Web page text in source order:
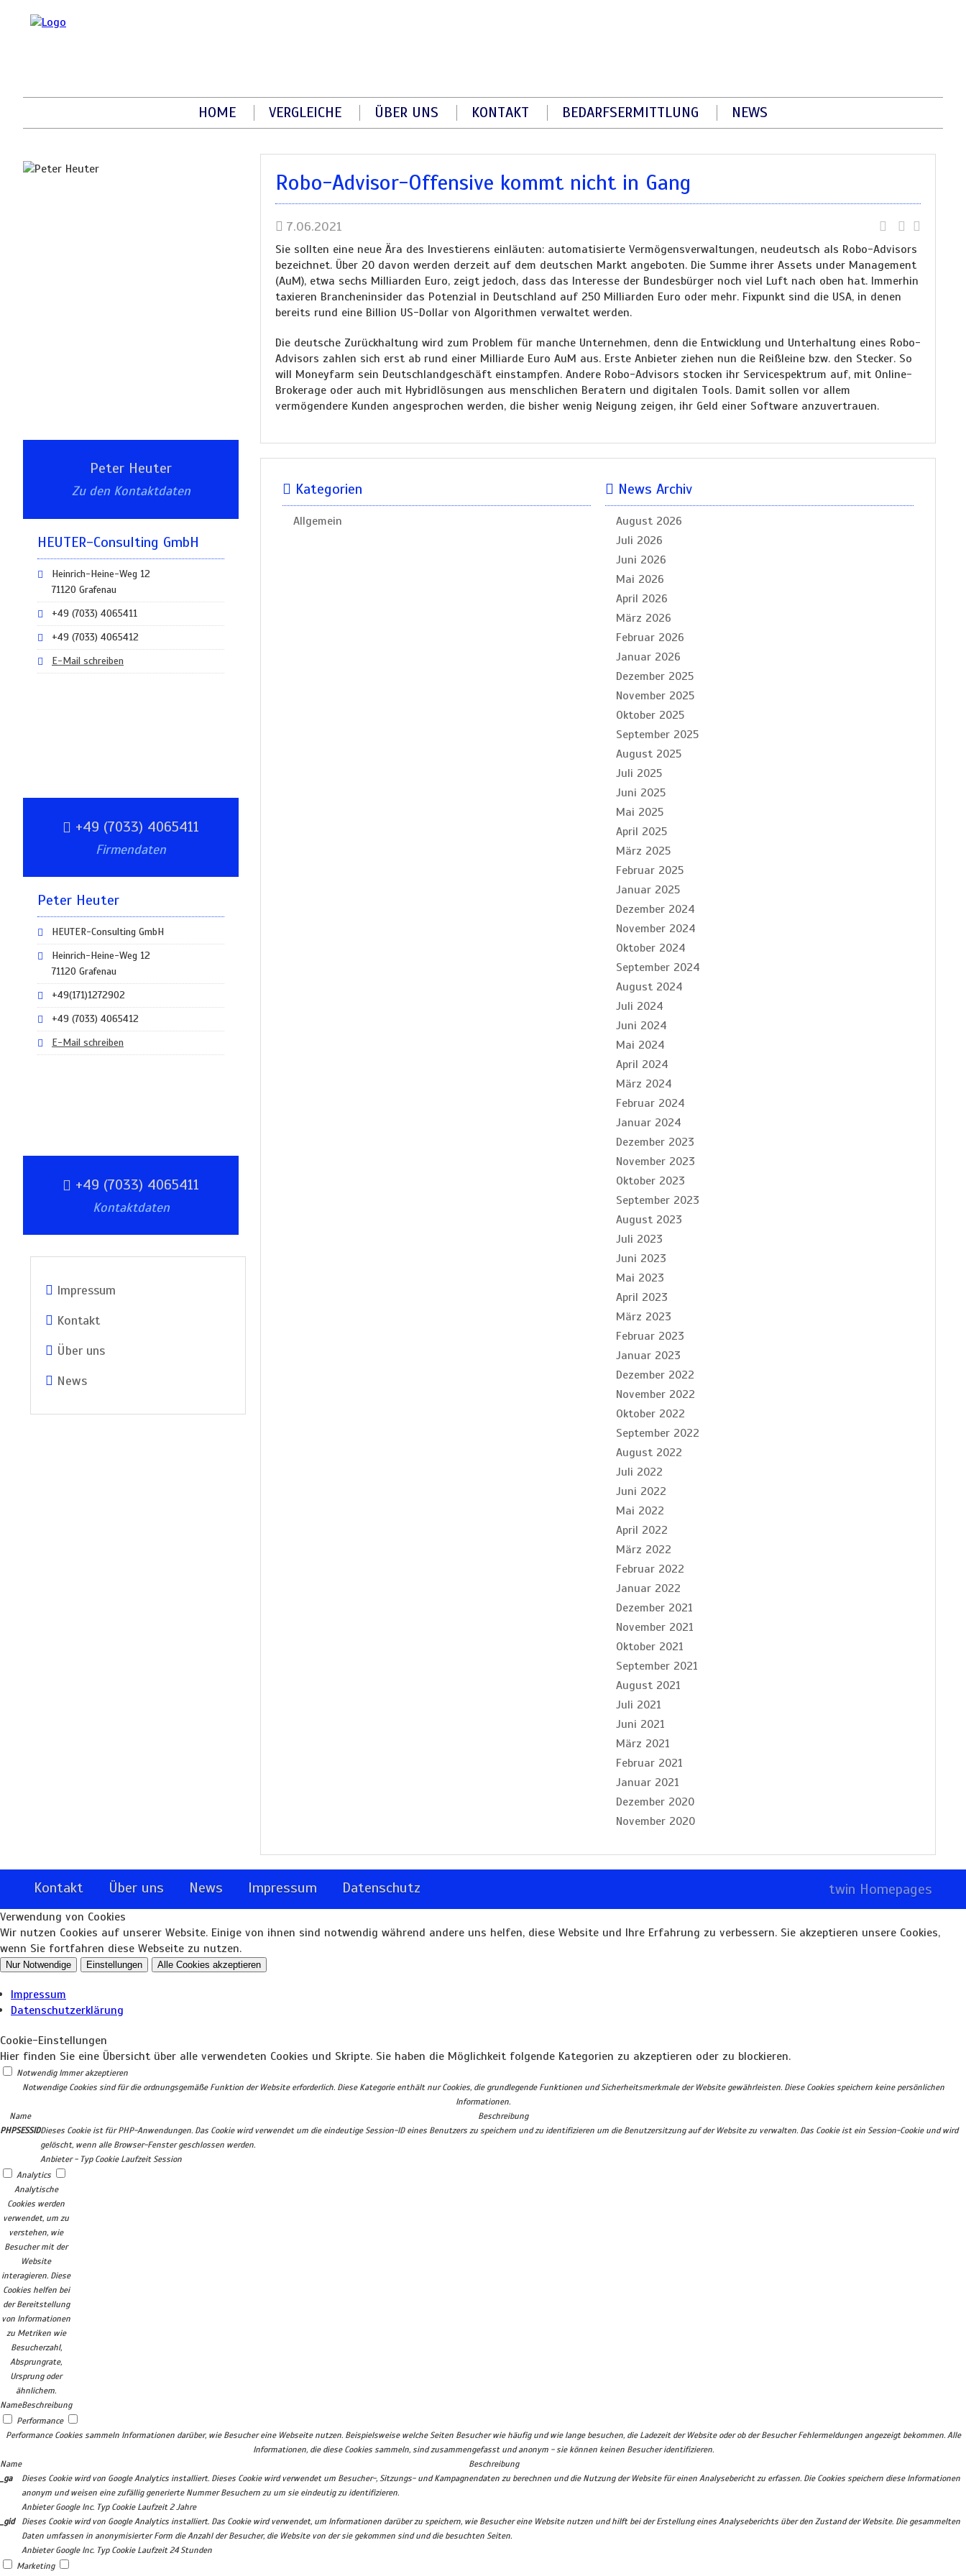
HOME VERGLEICHE ÜBER UNS KONTAKT BEDARFSERMITTLUNG NEWS
Peter Heuter
Zu den Kontaktdaten
HEUTER-Consulting GmbH
Heinrich-Heine-Weg 12
71120 Grafenau
+49 (7033) 4065411
+49 (7033) 4065412
E-Mail schreiben
+49 (7033) 4065411
Firmendaten
Peter Heuter
HEUTER-Consulting GmbH
Heinrich-Heine-Weg 12
71120 Grafenau
+49(171)1272902
+49 (7033) 4065412
E-Mail schreiben
+49 (7033) 4065411
Kontaktdaten
Impressum
Kontakt
Über uns
News
Robo-Advisor-Offensive kommt nicht in Gang
7.06.2021
Sie sollten eine neue Ära des Investierens einläuten: automatisierte Vermögensverwaltungen, neudeutsch als Robo-Advisors
bezeichnet. Über 20 davon werden derzeit auf dem deutschen Markt angeboten. Die Summe ihrer Assets under Management
(AuM), etwa sechs Milliarden Euro, zeigt jedoch, dass das Interesse der Bundesbürger noch viel Luft nach oben hat. Immerhin
taxieren Brancheninsider das Potenzial in Deutschland auf 250 Milliarden Euro oder mehr. Fixpunkt sind die USA, in denen
bereits rund eine Billion US-Dollar von Algorithmen verwaltet werden.
Die deutsche Zurückhaltung wird zum Problem für manche Unternehmen, denn die Entwicklung und Unterhaltung eines Robo-
Advisors zahlen sich erst ab rund einer Milliarde Euro AuM aus. Erste Anbieter ziehen nun die Reißleine bzw. den Stecker. So
will Moneyfarm sein Deutschlandgeschäft einstampfen. Andere Robo-Advisors stocken ihr Servicespektrum auf, mit Online-
Brokerage oder auch mit Hybridlösungen aus menschlichen Beratern und digitalen Tools. Damit sollen vor allem
vermögendere Kunden angesprochen werden, die bisher wenig Neigung zeigen, ihr Geld einer Software anzuvertrauen.
Kategorien
Allgemein
News Archiv
August 2026
Juli 2026
Juni 2026
Mai 2026
April 2026
März 2026
Februar 2026
Januar 2026
Dezember 2025
November 2025
Oktober 2025
September 2025
August 2025
Juli 2025
Juni 2025
Mai 2025
April 2025
März 2025
Februar 2025
Januar 2025
Dezember 2024
November 2024
Oktober 2024
September 2024
August 2024
Juli 2024
Juni 2024
Mai 2024
April 2024
März 2024
Februar 2024
Januar 2024
Dezember 2023
November 2023
Oktober 2023
September 2023
August 2023
Juli 2023
Juni 2023
Mai 2023
April 2023
März 2023
Februar 2023
Januar 2023
Dezember 2022
November 2022
Oktober 2022
September 2022
August 2022
Juli 2022
Juni 2022
Mai 2022
April 2022
März 2022
Februar 2022
Januar 2022
Dezember 2021
November 2021
Oktober 2021
September 2021
August 2021
Juli 2021
Juni 2021
März 2021
Februar 2021
Januar 2021
Dezember 2020
November 2020
Kontakt Über uns News Impressum Datenschutz twin Homepages
Verwendung von Cookies
Wir nutzen Cookies auf unserer Website. Einige von ihnen sind notwendig während andere uns helfen, diese Website und Ihre Erfahrung zu verbessern. Sie akzeptieren unsere Cookies,
wenn Sie fortfahren diese Webseite zu nutzen.
Nur Notwendige Einstellungen Alle Cookies akzeptieren
Impressum
Datenschutzerklärung
Cookie-Einstellungen
Hier finden Sie eine Übersicht über alle verwendeten Cookies und Skripte. Sie haben die Möglichkeit folgende Kategorien zu akzeptieren oder zu blockieren.
Notwendig Immer akzeptieren
Notwendige Cookies sind für die ordnungsgemäße Funktion der Website erforderlich. Diese Kategorie enthält nur Cookies, die grundlegende Funktionen und Sicherheitsmerkmale der Website gewährleisten. Diese Cookies speichern keine persönlichen
Informationen.
Name
Beschreibung
PHPSESSIDDieses Cookie ist für PHP-Anwendungen. Das Cookie wird verwendet um die eindeutige Session-ID eines Benutzers zu speichern und zu identifizieren um die Benutzersitzung auf der Website zu verwalten. Das Cookie ist ein Session-Cookie und wird
gelöscht, wenn alle Browser-Fenster geschlossen werden.
Anbieter - Typ Cookie Laufzeit Session
Analytics
Analytische
Cookies werden
verwendet, um zu
verstehen, wie
Besucher mit der
Website
interagieren. Diese
Cookies helfen bei
der Bereitstellung
von Informationen
zu Metriken wie
Besucherzahl,
Absprungrate,
Ursprung oder
ähnlichem.
NameBeschreibung
Performance
Performance Cookies sammeln Informationen darüber, wie Besucher eine Webseite nutzen. Beispielsweise welche Seiten Besucher wie häufig und wie lange besuchen, die Ladezeit der Website oder ob der Besucher Fehlermeldungen angezeigt bekommen. Alle
Informationen, die diese Cookies sammeln, sind zusammengefasst und anonym - sie können keinen Besucher identifizieren.
Name
Beschreibung
_ga
Dieses Cookie wird von Google Analytics installiert. Dieses Cookie wird verwendet um Besucher-, Sitzungs- und Kampagnendaten zu berechnen und die Nutzung der Website für einen Analysebericht zu erfassen. Die Cookies speichern diese Informationen
anonym und weisen eine zufällig generierte Nummer Besuchern zu um sie eindeutig zu identifizieren.
Anbieter Google Inc. Typ Cookie Laufzeit 2 Jahre
_gid
Dieses Cookie wird von Google Analytics installiert. Das Cookie wird verwendet, um Informationen darüber zu speichern, wie Besucher eine Website nutzen und hilft bei der Erstellung eines Analyseberichts über den Zustand der Website. Die gesammelten
Daten umfassen in anonymisierter Form die Anzahl der Besucher, die Website von der sie gekommen sind und die besuchten Seiten.
Anbieter Google Inc. Typ Cookie Laufzeit 24 Stunden
Marketing